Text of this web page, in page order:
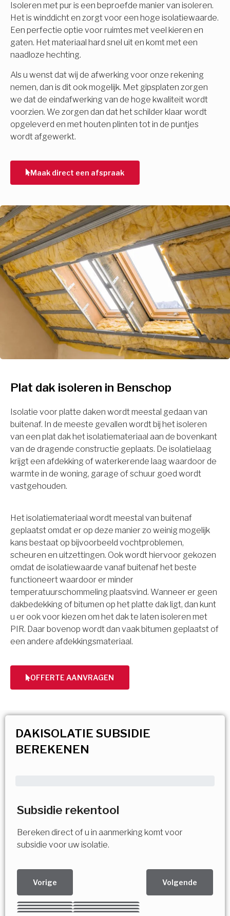
Isoleren met pur is een beproefde manier van isoleren.
Het is winddicht en zorgt voor een hoge isolatiewaarde.
Een perfectie optie voor ruimtes met veel kieren en
gaten. Het materiaal hard snel uit en komt met een
naadloze hechting.
Als u wenst dat wij de afwerking voor onze rekening
nemen, dan is dit ook mogelijk. Met gipsplaten zorgen
we dat de eindafwerking van de hoge kwaliteit wordt
voorzien. We zorgen dan dat het schilder klaar wordt
opgeleverd en met houten plinten tot in de puntjes
wordt afgewerkt.
Maak direct een afspraak
Plat dak isoleren in Benschop
Isolatie voor platte daken wordt meestal gedaan van
buitenaf. In de meeste gevallen wordt bij het isoleren
van een plat dak het isolatiemateriaal aan de bovenkant
van de dragende constructie geplaats. De isolatielaag
krijgt een afdekking of waterkerende laag waardoor de
warmte in de woning, garage of schuur goed wordt
vastgehouden.
Het isolatiemateriaal wordt meestal van buitenaf
geplaatst omdat er op deze manier zo weinig mogelijk
kans bestaat op bijvoorbeeld vochtproblemen,
scheuren en uitzettingen. Ook wordt hiervoor gekozen
omdat de isolatiewaarde vanaf buitenaf het beste
functioneert waardoor er minder
temperatuurschommeling plaatsvind. Wanneer er geen
dakbedekking of bitumen op het platte dak ligt, dan kunt
u er ook voor kiezen om het dak te laten isoleren met
PIR. Daar bovenop wordt dan vaak bitumen geplaatst of
een andere afdekkingsmateriaal.
OFFERTE AANVRAGEN
DAKISOLATIE SUBSIDIE
BEREKENEN
Subsidie rekentool
Bereken direct of u in aanmerking komt voor
subsidie voor uw isolatie.
Vorige Volgende
Kies uw Isolatiemaatregel